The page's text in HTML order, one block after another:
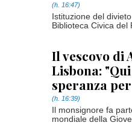
(h. 16:47)
Istituzione del
Biblioteca Civica del
Il vescovo di
Lisbona:
speranza
(h. 16:39)
Il monsignore fa
mondiale della